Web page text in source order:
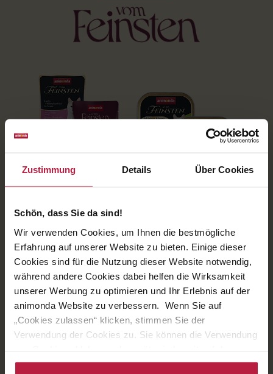
Zustimmung Details Über Cookies
Schön, dass Sie da sind!
Wir verwenden Cookies, um Ihnen die bestmögliche
Erfahrung auf unserer Website zu bieten. Einige dieser
Cookies sind für die Nutzung dieser Website notwendig,
während andere Cookies dabei helfen die Wirksamkeit
unserer Werbung zu optimieren und Ihr Erlebnis auf der
animonda Website zu verbessern. Wenn Sie auf
„Cookies zulassen“ klicken, stimmen Sie der
Verwendung der Cookies zu. Sie können die Verwendung
Datenschutzseiteändern/widerrufen oder auf das